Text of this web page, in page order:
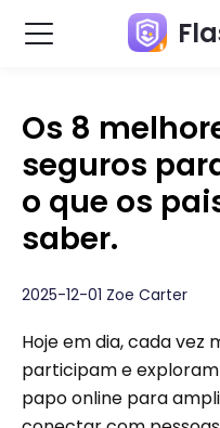
Os 8
seguros
o que os
saber.
2025-12-01 Zoe Carter
Hoje em dia, cada vez
participam e
papo online para